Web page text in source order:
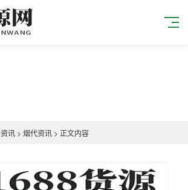
资讯 > 烟代资讯 > 正文内容